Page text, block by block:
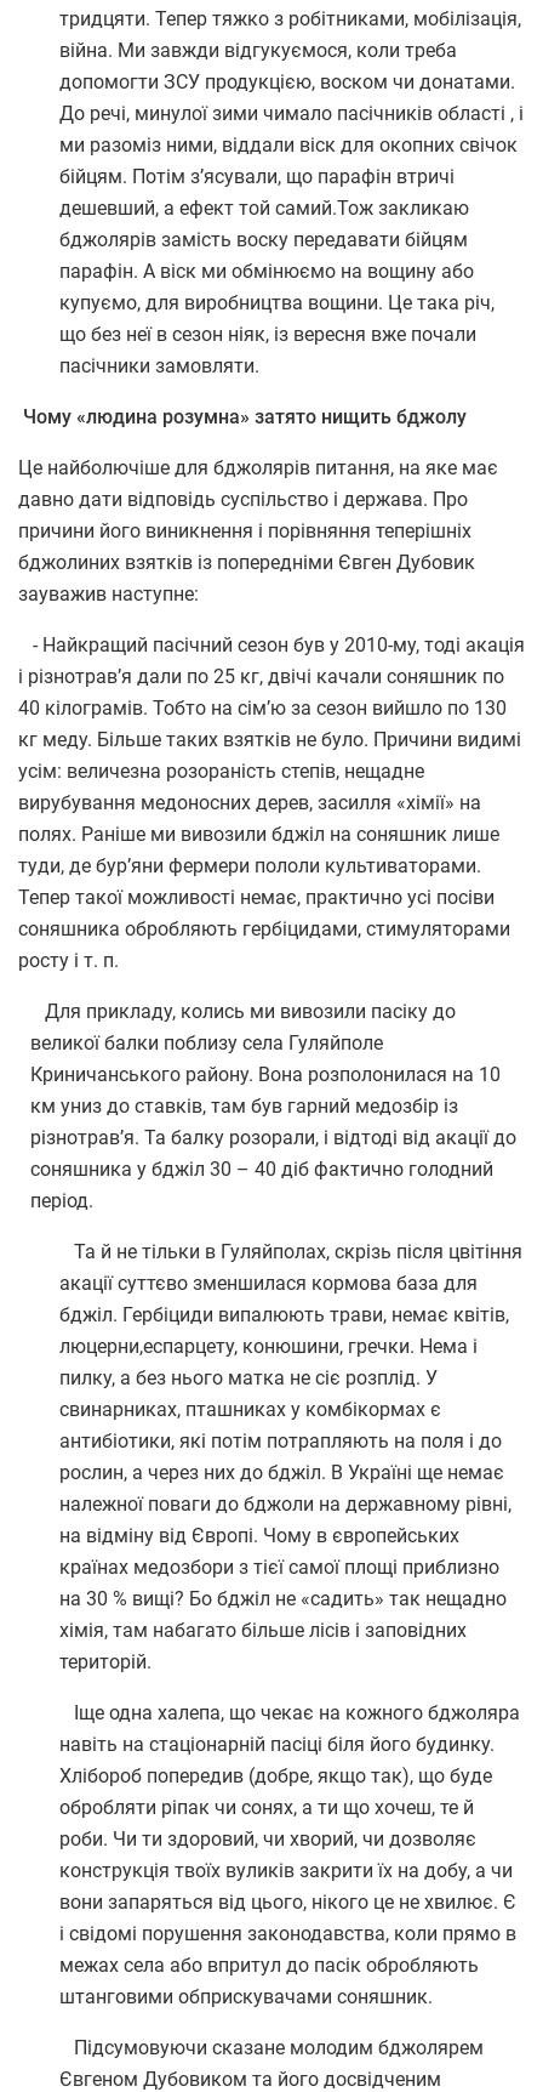
тридцяти. Тепер тяжко з робітниками, мобілізація,
війна. Ми завжди відгукуємося, коли треба
допомогти ЗСУ продукцією, воском чи донатами.
До речі, минулої зими чимало пасічників області , і
ми разоміз ними, віддали віск для окопних свічок
бійцям. Потім з’ясували, що парафін втричі
дешевший, а ефект той самий.Тож закликаю
бджолярів замість воску передавати бійцям
парафін. А віск ми обмінюємо на вощину або
купуємо, для виробництва вощини. Це така річ,
що без неї в сезон ніяк, із вересня вже почали
пасічники замовляти.
Чому «людина розумна» затято нищить бджолу
Це найболючіше для бджолярів питання, на яке має
давно дати відповідь суспільство і держава. Про
причини його виникнення і порівняння теперішніх
бджолиних взятків із попередніми Євген Дубовик
зауважив наступне:
- Найкращий пасічний сезон був у 2010-му, тоді акація
і різнотрав’я дали по 25 кг, двічі качали соняшник по
40 кілограмів. Тобто на сім’ю за сезон вийшло по 130
кг меду. Більше таких взятків не було. Причини видимі
усім: величезна розораність степів, нещадне
вирубування медоносних дерев, засилля «хімії» на
полях. Раніше ми вивозили бджіл на соняшник лише
туди, де бур’яни фермери пололи культиваторами.
Тепер такої можливості немає, практично усі посіви
соняшника обробляють гербіцидами, стимуляторами
росту і т. п.
Для прикладу, колись ми вивозили пасіку до
великої балки поблизу села Гуляйполе
Криничанського району. Вона розполонилася на 10
км униз до ставків, там був гарний медозбір із
різнотрав’я. Та балку розорали, і відтоді від акації до
соняшника у бджіл 30 – 40 діб фактично голодний
період.
Та й не тільки в Гуляйполах, скрізь після цвітіння
акації суттєво зменшилася кормова база для
бджіл. Гербіциди випалюють трави, немає квітів,
люцерни,еспарцету, конюшини, гречки. Нема і
пилку, а без нього матка не сіє розплід. У
свинарниках, пташниках у комбікормах є
антибіотики, які потім потрапляють на поля і до
рослин, а через них до бджіл. В Україні ще немає
належної поваги до бджоли на державному рівні,
на відміну від Європі. Чому в європейських
країнах медозбори з тієї самої площі приблизно
на 30 % вищі? Бо бджіл не «садить» так нещадно
хімія, там набагато більше лісів і заповідних
територій.
Іще одна халепа, що чекає на кожного бджоляра
навіть на стаціонарній пасіці біля його будинку.
Хлібороб попередив (добре, якщо так), що буде
обробляти ріпак чи сонях, а ти що хочеш, те й
роби. Чи ти здоровий, чи хворий, чи дозволяє
конструкція твоїх вуликів закрити їх на добу, а чи
вони запаряться від цього, нікого це не хвилює. Є
і свідомі порушення законодавства, коли прямо в
межах села або впритул до пасік обробляють
штанговими обприскувачами соняшник.
Підсумовуючи сказане молодим бджолярем
Євгеном Дубовиком та його досвідченим